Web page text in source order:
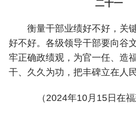
二十一
衡量干部业绩好不好，关
好不好。各级领导干部要向谷
牢正确政绩观，为官一任、造
干、久久为功，把丰碑立在人
（2024年10月15日在福